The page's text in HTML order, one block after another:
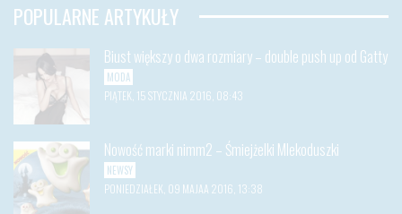
POPULARNE ARTYKUŁY
Biust większy o dwa rozmiary – double push up od Gatty
MODA
PIĄTEK, 15 STYCZNIA 2016, 08:43
Nowość marki nimm2 – Śmiejżelki Mlekoduszki
NEWSY
PONIEDZIAŁEK, 09 MAJAA 2016, 13:38